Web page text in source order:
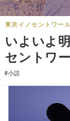
東京イノセントワー
いよいよ
セントワ
#小説